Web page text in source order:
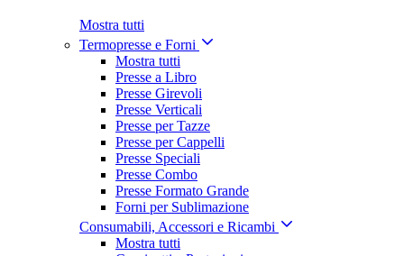
Mostra tutti
Termopresse e Forni
Mostra tutti
Presse a Libro
Presse Girevoli
Presse Verticali
Presse per Tazze
Presse per Cappelli
Presse Speciali
Presse Combo
Presse Formato Grande
Forni per Sublimazione
Consumabili, Accessori e Ricambi
Mostra tutti